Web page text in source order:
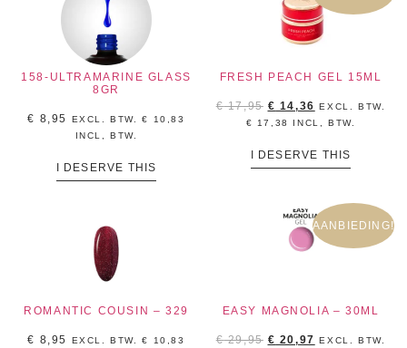
158-ULTRAMARINE GLASS
8GR
€ 8,95 EXCL. BTW.€
10,83
INCL, BTW.
I DESERVE THIS
FRESH PEACH GEL 15ML
€17,95 € 14,36
EXCL. BTW.
€ 17,38 INCL, BTW.
I DESERVE THIS
ROMANTIC COUSIN – 329
€ 8,95 EXCL. BTW.€
10,83
AANBIEDING!
EASY MAGNOLIA – 30ML
€29,95 € 20,97
EXCL. BTW.